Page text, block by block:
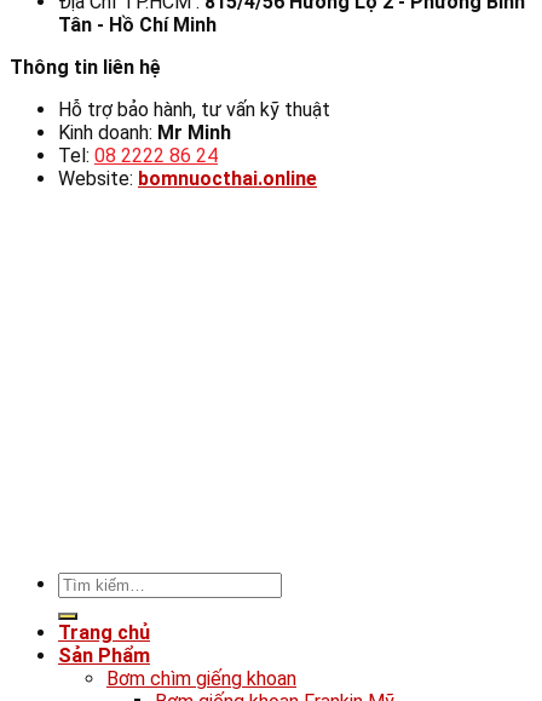
Tân - Hồ Chí Minh
Thông tin liên hệ
Hỗ trợ bảo hành, tư vấn kỹ thuật
Kinh doanh: Mr Minh
Tel: 08 2222 86 24
Website: bomnuocthai.online
Tìm
kiếm:
Trang chủ
Sản Phẩm
Bơm chìm giếng khoan